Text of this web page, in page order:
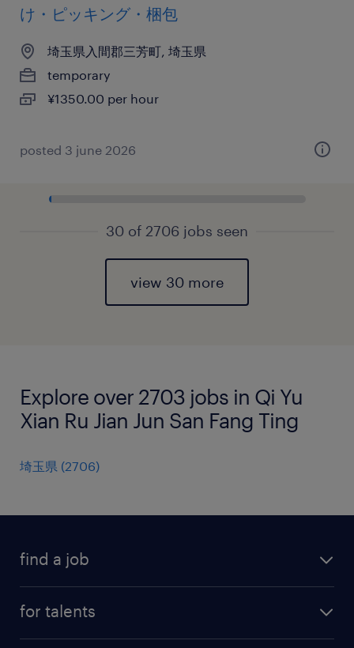
け・ピッキング・梱包
埼玉県入間郡三芳町, 埼玉県
temporary
¥1350.00 per hour
posted 3 june 2026
30 of 2706 jobs seen
view 30 more
Explore over 2703 jobs in Qi Yu
Xian Ru Jian Jun San Fang Ting
埼玉県 (2706)
find a job
for talents